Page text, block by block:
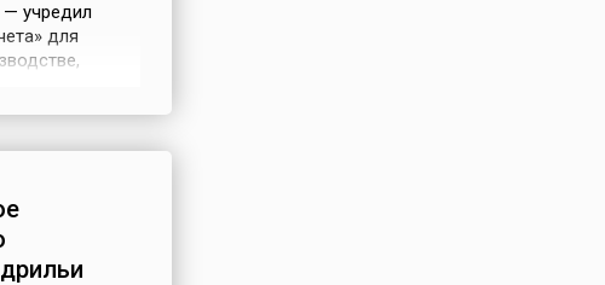
учредил
для